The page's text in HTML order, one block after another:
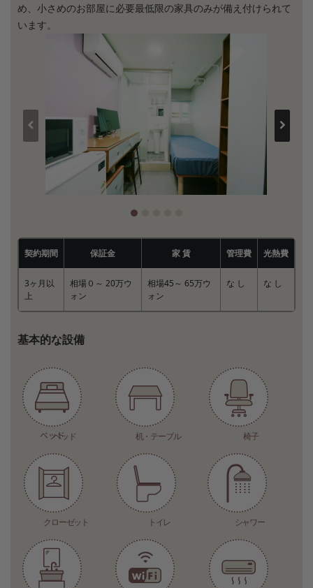
め、小さめのお部屋に必要最低限の家具のみが備え付けられて
います。
契約期間 保証金 家 賃 管理費 光熱費
3ヶ月以
上
相場０～ 20万ウ
ォン
相場45～ 65万ウ
ォン
な し な し
基本的な設備
ベッド 机・テーブル 椅子
クローゼット トイレ シャワー